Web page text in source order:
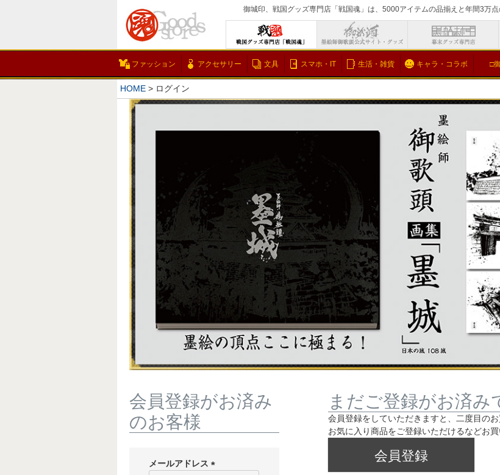
御城印、戦国グッズ専門店「戦国魂」は、5000アイテムの品揃えと年間3万
検索
ファッション アクセサリー 文具 スマホ・IT 生活・雑貨 キャラ・コラボ □
HOME ログイン
会員登録がお済み
のお客様
メールアドレス
まだご登録がお済み
会員登録をしていただきますと、二度目のお
お気に入り商品をご登録いただけるなどお買
会員登録